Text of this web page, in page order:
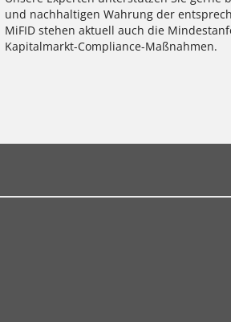
und nachhaltigen Wahrung der
MiFID stehen aktuell auch die
Kapitalmarkt-Compliance-Maßnahmen.